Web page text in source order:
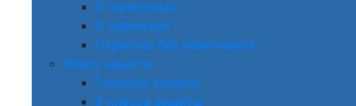
С капителью
С карнизом
Скрытые без наличников
Класс защиты
1 класса защиты
2 класса защиты